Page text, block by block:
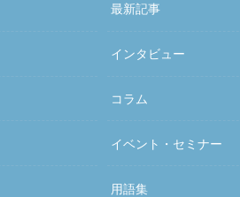
最新記事
インタビュー
コラム
イベント・セミナー
用語集